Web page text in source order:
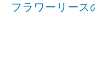
フラワーリース